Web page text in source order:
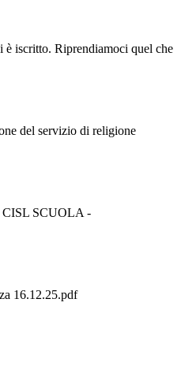
iscritto. Riprendiamoci quel che
del servizio di religione
SCUOLA -
16.12.25.pdf